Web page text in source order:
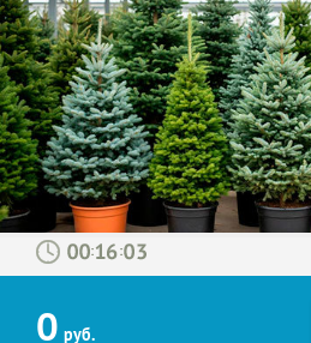
: :
0 руб.